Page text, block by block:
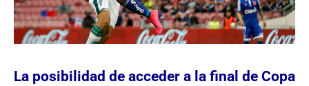
La posibilidad de acceder a la final de Copa